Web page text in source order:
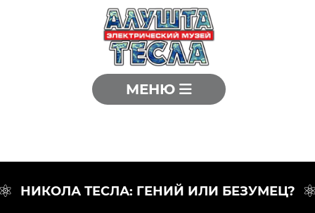
МЕНЮ
НИКОЛА ТЕСЛА: ГЕНИЙ ИЛИ БЕЗУМЕЦ?